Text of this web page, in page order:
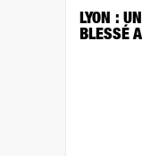
LYON :
BLESSÉ